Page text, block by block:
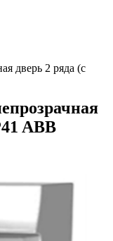
дверь 2 ряда (с
ABB